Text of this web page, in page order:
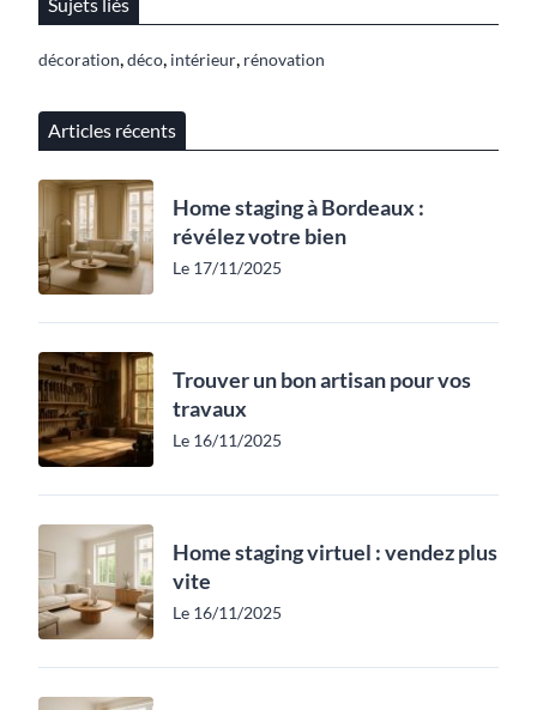
Sujets liés
décoration,déco, intérieur, rénovation
Articles récents
Home staging à Bordeaux :
révélez votre bien
Le 17/11/2025
Trouver un bon artisan pour vos
travaux
Le 16/11/2025
Home staging virtuel : vendez plus
vite
Le 16/11/2025